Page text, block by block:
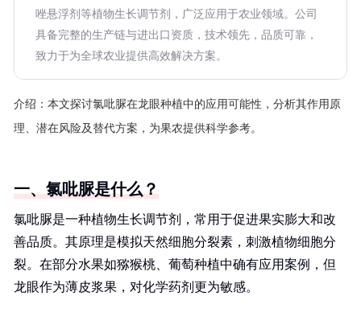
唑悬浮剂等植物生长调节剂，广泛应用于农业领域。公司
具备完整的生产链与进出口资质，技术领先，品质可靠，
致力于为全球农业提供高效解决方案。
介绍： 本文探讨氯吡脲在龙眼种植中的应用可能性，分析其作用原
理、潜在风险及替代方案，为果农提供科学参考。
一、氯吡脲是什么？
氯吡脲是一种植物生长调节剂，常用于促进果实膨大和改
善品质。其原理是模拟天然细胞分裂素，刺激植物细胞分
裂。在部分水果如猕猴桃、葡萄种植中确有应用案例，但
龙眼作为薄皮浆果，对化学药剂更为敏感。